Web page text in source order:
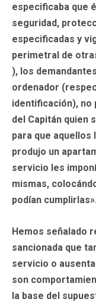
especificaba que
seguridad,
especificadas y
perimetral de
), los
ordenador
identificación), no
del Capitán quien
para que aquellos
produjo un
servicio les
mismas,
podían cumplirlas».
Hemos señalado
sancionada que
servicio o
son
la base del